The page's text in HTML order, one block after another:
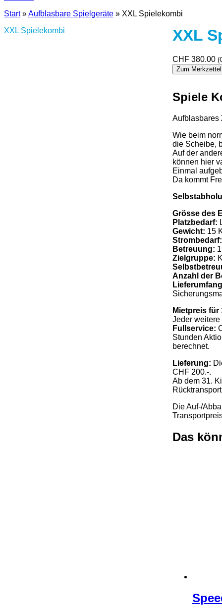
Start»Aufblasbare Spielgeräte » XXL Spielekombi
XXL Spielekombi
XXL
CHF 380.00 (
Zum
Spiele
Aufblasbares
Wie beim
die Scheibe,
Auf der
können hier
Einmal
Da kommt
Grösse des
Platzbedarf:
Gewicht: 15
Strombedarf:
Betreuung:
Zielgruppe:
Anzahl der
Mietpreis für
Jeder
Fullservice:
Stunden
berechnet.
Lieferung:
CHF 200.-.
Ab dem 31.
Die Auf-/
Das